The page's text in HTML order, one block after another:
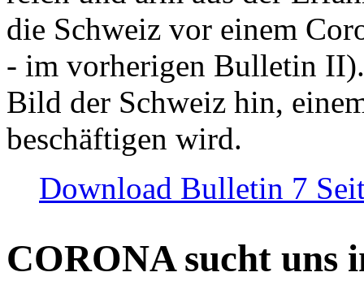
die Schweiz vor einem
- im vorherigen Bulletin
Bild der Schweiz hin,
beschäftigen wird.
Download Bulletin 7
CORONA sucht uns